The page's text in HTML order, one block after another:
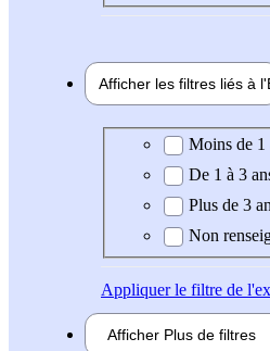
Afficher les filtres liés à l'
Expérience demandée
Moins de 1
De 1 à 3
Plus de 3
Non
Appliquerle filtre de
Afficher Plus de filtres